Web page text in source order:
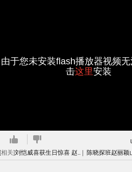
由于您未安装flash播放器视频
击这里安装
[相关]刘恺威喜获生日惊喜 赵.. 陈晓探班赵丽颖